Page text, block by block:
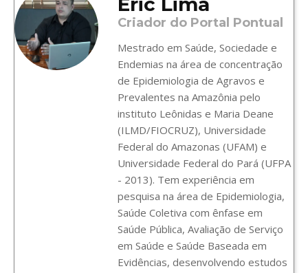
Criador do Portal Pontual
Mestrado em Saúde, Sociedade e
Endemias na área de concentração
de Epidemiologia de Agravos e
Prevalentes na Amazônia pelo
instituto Leônidas e Maria Deane
(ILMD/FIOCRUZ), Universidade
Federal do Amazonas (UFAM) e
Universidade Federal do Pará (UFPA
- 2013). Tem experiência em
pesquisa na área de Epidemiologia,
Saúde Coletiva com ênfase em
Saúde Pública, Avaliação de Serviço
em Saúde e Saúde Baseada em
Evidências, desenvolvendo estudos